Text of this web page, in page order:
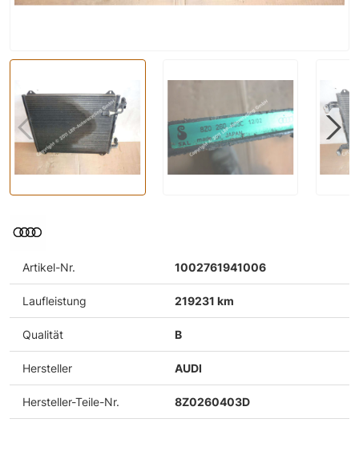
Artikel-Nr. 1002761941006
Laufleistung 219231 km
Qualität B
Hersteller AUDI
Hersteller-Teile-Nr. 8Z0260403D